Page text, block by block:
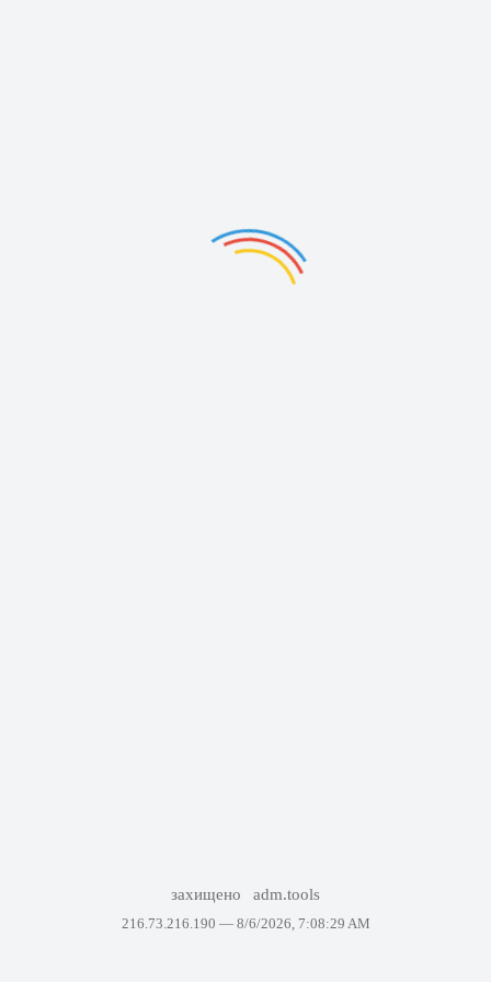
захищено adm.tools
216.73.216.190 — 8/6/2026, 7:08:29 AM